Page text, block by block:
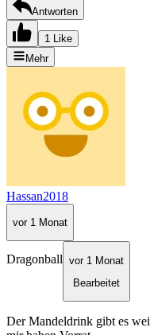
Antworten
1 Like
Mehr
Hassan2018
vor 1 Monat
Dragonball vor 1 Monat
Bearbeitet
Der Mandeldrink gibt es